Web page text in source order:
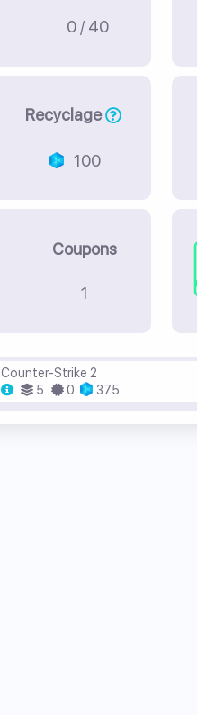
0 / 40
Recyclage
100
Coupons
1
Counter-Strike 2
5
0 375